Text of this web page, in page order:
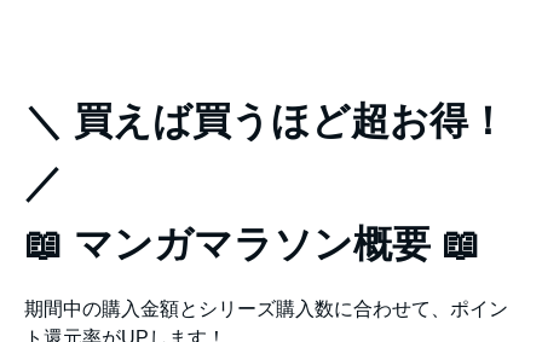
＼ 買えば買うほど超お得！
／
📖 マンガマラソン概要 📖
期間中の購入金額とシリーズ購入数に合わせて、ポイン
ト還元率がUPします！